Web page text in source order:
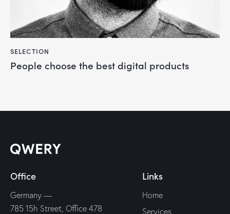
SELECTION
People choose the best digital products
Office
Germany —
785 15h Street, Office 478
Links
Home
Services